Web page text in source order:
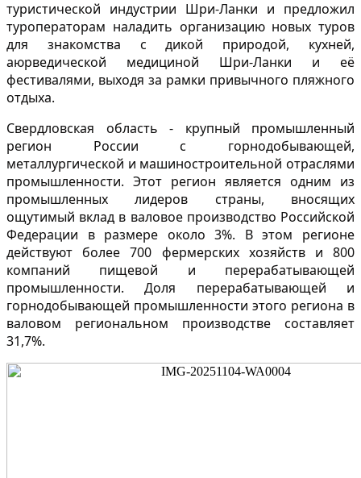
туристической индустрии Шри-Ланки и предложил
туроператорам наладить организацию новых туров
для знакомства с дикой природой, кухней,
аюрведической медициной Шри-Ланки и её
фестивалями, выходя за рамки привычного пляжного
отдыха.
Свердловская область - крупный промышленный
регион России с горнодобывающей,
металлургической и машиностроительной отраслями
промышленности. Этот регион является одним из
промышленных лидеров страны, вносящих
ощутимый вклад в валовое производство Российской
Федерации в размере около 3%. В этом регионе
действуют более 700 фермерских хозяйств и 800
компаний пищевой и перерабатывающей
промышленности. Доля перерабатывающей и
горнодобывающей промышленности этого региона в
валовом региональном производстве составляет
31,7%.